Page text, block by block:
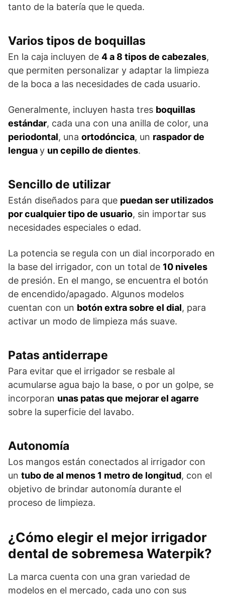
tanto de la batería que le queda.
Varios tipos de boquillas
En la caja incluyen de 4 a 8 tipos de cabezales,
que permiten personalizar y adaptar la limpieza
de la boca a las necesidades de cada usuario.
Generalmente, incluyen hasta tres boquillas
estándar, cada una con una anilla de color, una
periodontal, una ortodóncica, un raspador de
lenguay un cepillo de dientes.
Sencillo de utilizar
Están diseñados para que puedan ser utilizados
por cualquier tipo de usuario, sin importar sus
necesidades especiales o edad.
La potencia se regula con un dial incorporado en
la base del irrigador, con un total de 10 niveles
de presión. En el mango, se encuentra el botón
de encendido/apagado. Algunos modelos
cuentan con un botón extra sobre el dial, para
activar un modo de limpieza más suave.
Patas antiderrape
Para evitar que el irrigador se resbale al
acumularse agua bajo la base, o por un golpe, se
incorporan unas patas que mejorar el agarre
sobre la superficie del lavabo.
Autonomía
Los mangos están conectados al irrigador con
un tubo de al menos 1 metro de longitud, con el
objetivo de brindar autonomía durante el
proceso de limpieza.
¿Cómo elegir el mejor irrigador
dental de sobremesa Waterpik?
La marca cuenta con una gran variedad de
modelos en el mercado, cada uno con sus